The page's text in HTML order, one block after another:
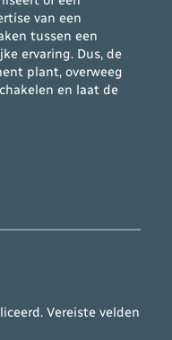
van een
tussen een
ervaring. Dus, de
plant, overweeg
en laat de
Vereiste velden